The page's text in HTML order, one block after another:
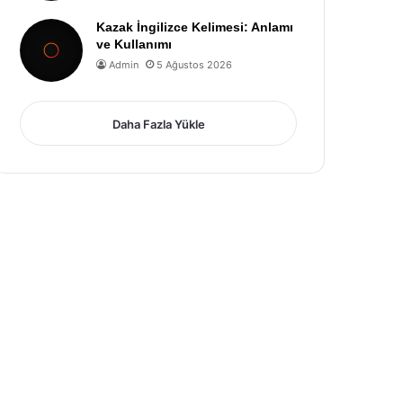
Kazak İngilizce Kelimesi: Anlamı
ve Kullanımı
Admin 5 Ağustos 2026
Daha Fazla Yükle